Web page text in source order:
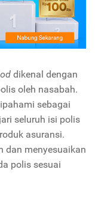
dikenal dengan
oleh nasabah.
sebagai
seluruh isi polis
asuransi.
dan menyesuaikan
polis sesuai